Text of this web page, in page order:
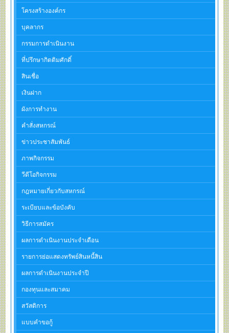
โครงสร้างองค์กร
บุคลากร
กรรมการดำเนินงาน
ที่ปรึกษากิตติมศักดิ์
สินเชื่อ
เงินฝาก
ผังการทำงาน
คำสั่งสหกรณ์
ข่าวประชาสัมพันธ์
ภาพกิจกรรม
วีดีโอกิจกรรม
กฎหมายเกี่ยวกับสหกรณ์
ระเบียบและข้อบังคับ
วิธีการสมัคร
ผลการดำเนินงานประจำเดือน
รายการย่อแสดงทรัพย์สินหนี้สิน
ผลการดำเนินงานประจำปี
กองทุนและสมาคม
สวัสดิการ
แบบคำขอกู้